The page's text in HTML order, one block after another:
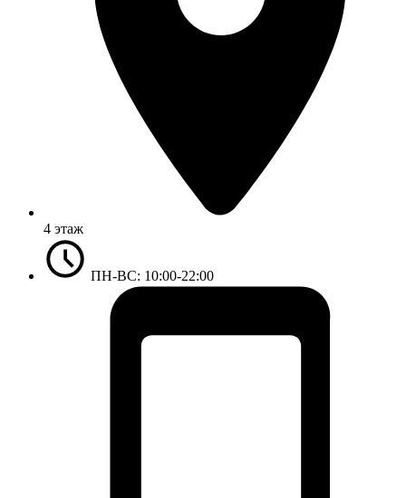
4 этаж
ПН-ВС: 10:00-22:00